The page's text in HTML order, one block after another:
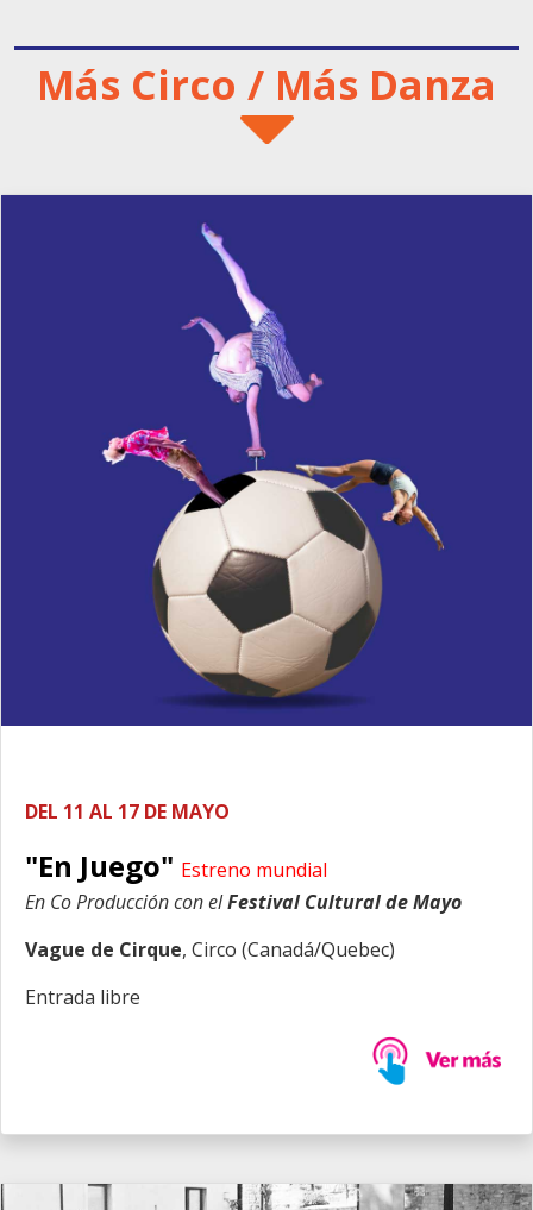
Más Circo / Más Danza
DEL 11 AL 17 DE MAYO
"En Juego" Estreno mundial
En Co Producción con elFestival Cultural de Mayo
Vague de Cirque, Circo (Canadá/Quebec)
Entrada libre